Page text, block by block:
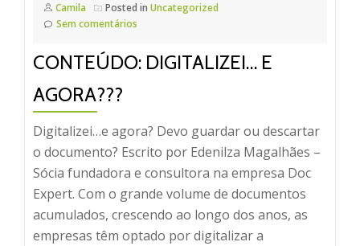
Camila Posted in Uncategorized
Sem comentários
CONTEÚDO: DIGITALIZEI… E
AGORA???
Digitalizei…e agora? Devo guardar ou descartar
o documento? Escrito por Edenilza Magalhães –
Sócia fundadora e consultora na empresa Doc
Expert. Com o grande volume de documentos
acumulados, crescendo ao longo dos anos, as
empresas têm optado por digitalizar a